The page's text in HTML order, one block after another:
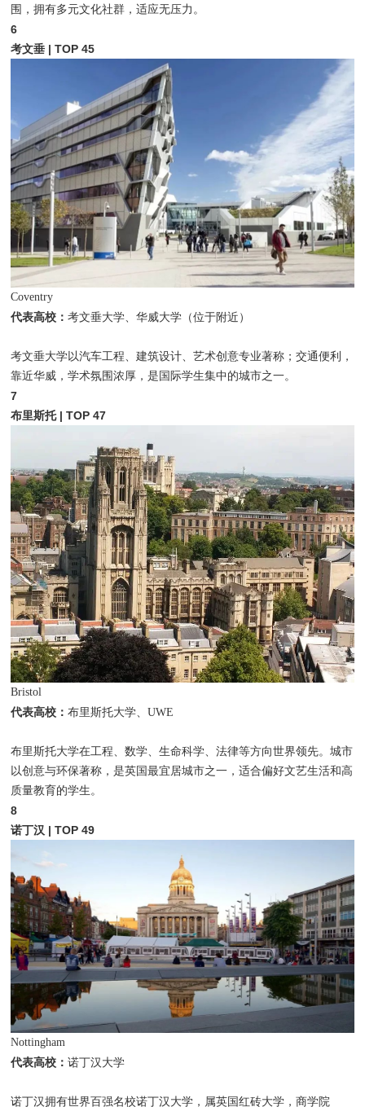
围，拥有多元文化社群，适应无压力。
6
考文垂 | TOP 45
Coventry
代表高校：考文垂大学、华威大学（位于附近）
考文垂大学以汽车工程、建筑设计、艺术创意专业著称；交通便利，
靠近华威，学术氛围浓厚，是国际学生集中的城市之一。
7
布里斯托 | TOP 47
Bristol
代表高校：布里斯托大学、UWE
布里斯托大学在工程、数学、生命科学、法律等方向世界领先。城市
以创意与环保著称，是英国最宜居城市之一，适合偏好文艺生活和高
质量教育的学生。
8
诺丁汉 | TOP 49
Nottingham
代表高校：诺丁汉大学
诺丁汉拥有世界百强名校诺丁汉大学，属英国红砖大学，商学院